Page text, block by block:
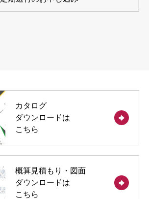
カタログ
ダウンロードは
こちら
概算見積もり・図面
ダウンロードは
こちら